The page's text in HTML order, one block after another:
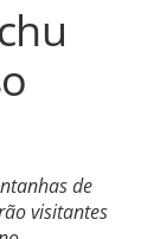
de
visitantes